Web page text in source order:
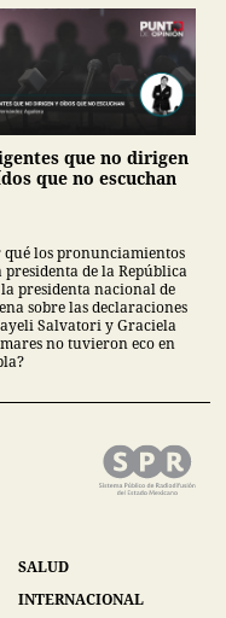
que no dirigen
que no escuchan
qué los pronunciamientos
presidenta de la República
presidenta nacional de
sobre las declaraciones
Salvatori y Graciela
no tuvieron eco en
SALUD
INTERNACIONAL